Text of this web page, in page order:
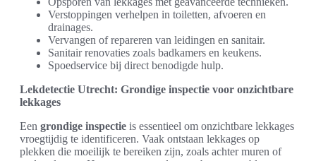
Verstoppingen verhelpen in toiletten, afvoeren en
drainages.
Vervangen of repareren van leidingen en sanitair.
Sanitair renovaties zoals badkamers en keukens.
Spoedservice bij direct benodigde hulp.
Lekdetectie Utrecht: Grondige inspectie voor onzichtbare
lekkages
Een grondige inspectie is essentieel om onzichtbare lekkages
vroegtijdig te identificeren. Vaak ontstaan lekkages op
plekken die moeilijk te bereiken zijn, zoals achter muren of